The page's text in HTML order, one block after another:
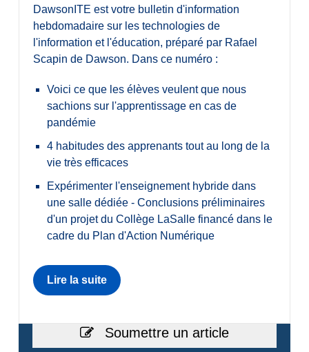
DawsonITE est votre bulletin d'information
hebdomadaire sur les technologies de
l'information et l'éducation, préparé par Rafael
Scapin de Dawson. Dans ce numéro :
Voici ce que les élèves veulent que nous
sachions sur l'apprentissage en cas de
pandémie
4 habitudes des apprenants tout au long de la
vie très efficaces
Expérimenter l'enseignement hybride dans
une salle dédiée - Conclusions préliminaires
d'un projet du Collège LaSalle financé dans le
cadre du Plan d'Action Numérique
Lire la suite
Soumettre un article